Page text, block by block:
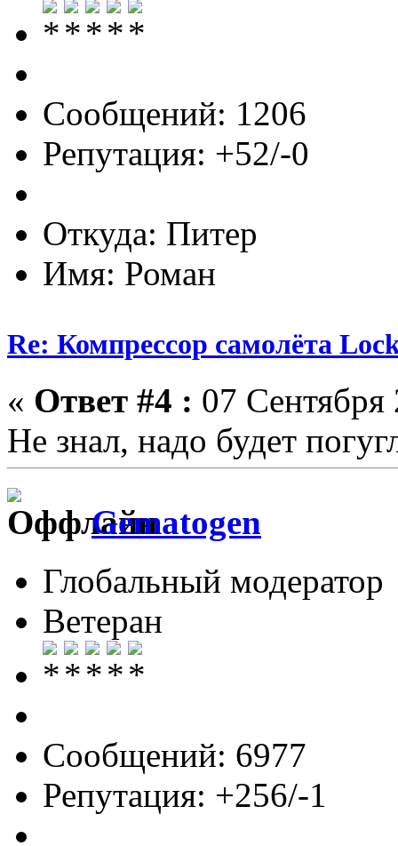
Сообщений: 1206
Репутация: +52/-0
Откуда: Питер
Имя: Роман
Re: Компрессор самолёта
« Ответ #4 : 07
Не знал, надо будет
Gematogen
Глобальный модератор
Ветеран
Сообщений: 6977
Репутация: +256/-1